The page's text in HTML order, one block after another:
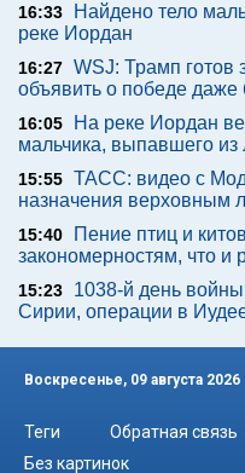
16:33
Найдено тело
реке Иордан
16:27 WSJ: Трамп готов
объявить о победе даже
16:05
На реке Иордан
мальчика, выпавшего из
15:55 ТАСС: видео с
назначения верховным
15:40
Пение птиц и
закономерностям, что и
15:23
1038-й день
Сирии, операции в
Воскресенье, 09 августа 2026
Теги Обратная связь
Без картинок